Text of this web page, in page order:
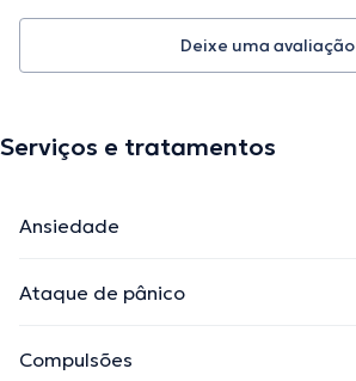
Deixe uma avaliação
Serviços e tratamentos
Ansiedade
Ataque de pânico
Compulsões